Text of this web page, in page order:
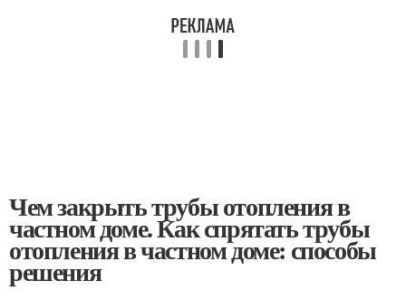
Чем закрыть трубы отопления в
частном доме. Как спрятать трубы
отопления в частном доме: способы
решения